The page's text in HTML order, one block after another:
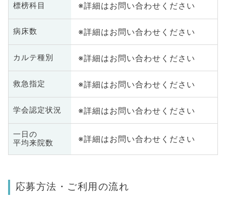
標榜科目 ※詳細はお問い合わせください
病床数 ※詳細はお問い合わせください
カルテ種別 ※詳細はお問い合わせください
救急指定 ※詳細はお問い合わせください
学会認定状況 ※詳細はお問い合わせください
一日の
平均来院数
※詳細はお問い合わせください
応募方法・ご利用の流れ